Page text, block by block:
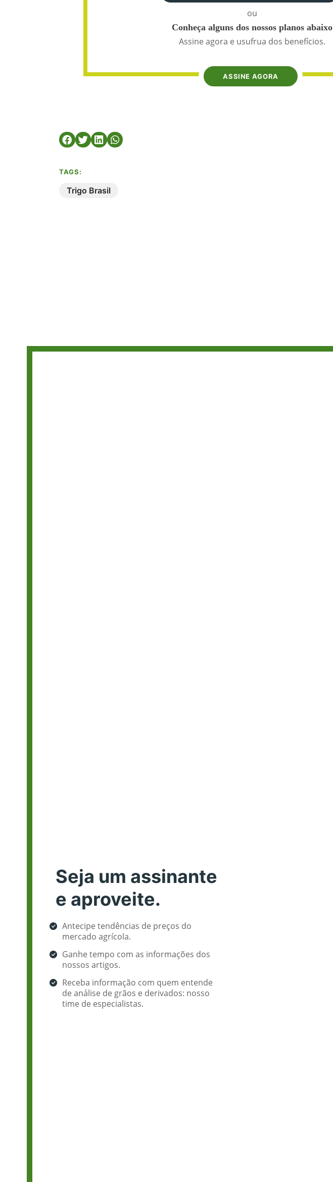
ou
Conheça alguns dos nossos planos abaixo
Assine agora e usufrua dos benefícios.
ASSINE AGORA
TAGS:
Trigo Brasil
Seja um assinante
e aproveite.
Antecipe tendências de preços do
mercado agrícola.
Ganhe tempo com as informações dos
nossos artigos.
Receba informação com quem entende
de análise de grãos e derivados: nosso
time de especialistas.